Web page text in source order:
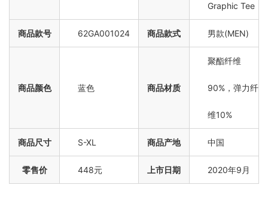
Graphic Tee
商品款号 62GA001024 商品款式 男款(MEN)
商品颜色 蓝色 商品材质
聚酯纤维
90%，弹力纤
维10%
商品尺寸 S-XL 商品产地 中国
零售价 448元 上市日期 2020年9月